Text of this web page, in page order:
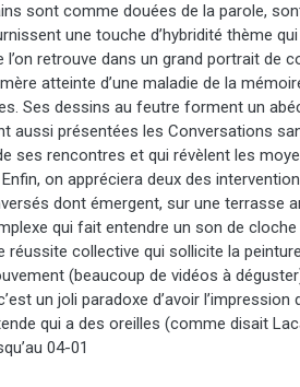
sont comme douées de la parole,
une touche d’hybridité thème
l’on retrouve dans un grand portrait de
atteinte d’une maladie de la
Ses dessins au feutre forment un
aussi présentées les Conversations
ses rencontres et qui révèlent les
Enfin, on appréciera deux des
dont émergent, sur une terrasse
qui fait entendre un son de
réussite collective qui sollicite la
(beaucoup de vidéos à
un joli paradoxe d’avoir
qui a des oreilles (comme disait
04-01